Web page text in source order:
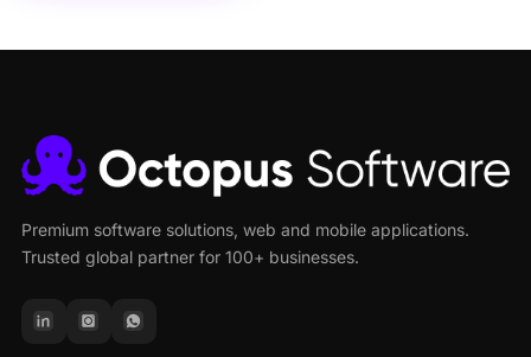
Premium software solutions, web and mobile applications.
Trusted global partner for 100+ businesses.